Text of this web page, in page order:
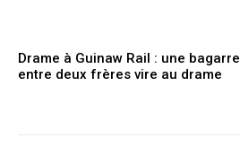
Drame à Guinaw Rail : une bagarre
entre deux frères vire au drame